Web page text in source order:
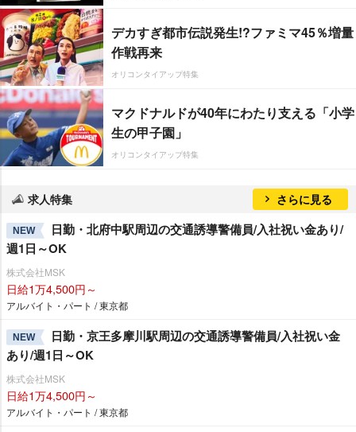
デカすぎ都市伝説発生!?ファミマ45％増量
作戦再来
オリコンタイアップ特集
マクドナルドが40年にわたり支える「小学
生の甲子園」
オリコンタイアップ特集
求人特集 さらに見る
NEW
日勤・北府中駅周辺の交通誘導警備員/入社祝い金あり/
週1日～OK
株式会社MSK
日給1万4,500円～
アルバイト・パート / 東京都
NEW
日勤・京王多摩川駅周辺の交通誘導警備員/入社祝い金
あり/週1日～OK
株式会社MSK
日給1万4,500円～
アルバイト・パート / 東京都